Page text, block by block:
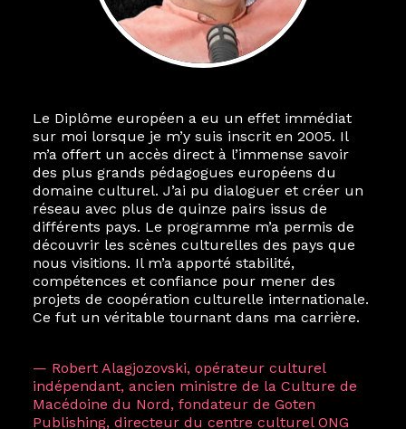
Le Diplôme européen a eu un effet immédiat
sur moi lorsque je m’y suis inscrit en 2005. Il
m’a offert un accès direct à l’immense savoir
des plus grands pédagogues européens du
domaine culturel. J’ai pu dialoguer et créer un
réseau avec plus de quinze pairs issus de
différents pays. Le programme m’a permis de
découvrir les scènes culturelles des pays que
nous visitions. Il m’a apporté stabilité,
compétences et confiance pour mener des
projets de coopération culturelle internationale.
Ce fut un véritable tournant dans ma carrière.
— Robert Alagjozovski, opérateur culturel
indépendant, ancien ministre de la Culture de
Macédoine du Nord, fondateur de Goten
Publishing, directeur du centre culturel ONG